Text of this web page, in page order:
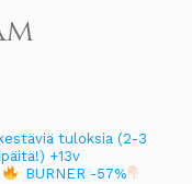
tuloksia (2-3
+13v
BURNER -57%